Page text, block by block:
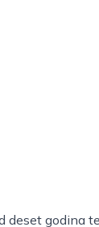
deset godina